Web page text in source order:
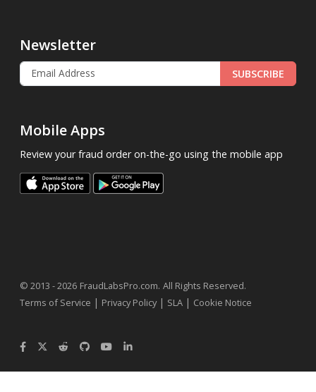
Newsletter
SUBSCRIBE
Mobile Apps
Review your fraud order on-the-go using the mobile app
© 2013 - 2026 FraudLabsPro.com. All Rights Reserved.
Terms of Service | Privacy Policy| SLA | Cookie Notice